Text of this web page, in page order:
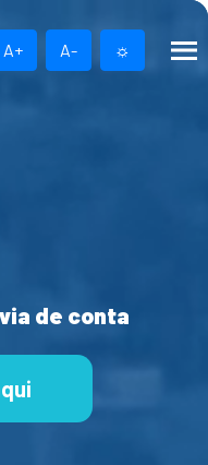
A+ A- ☼
de conta